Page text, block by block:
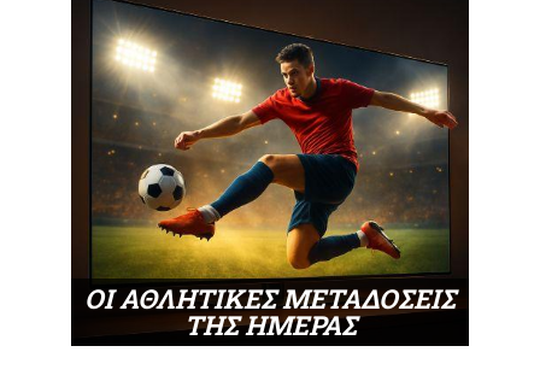
ΟΙ ΑΘΛΗΤΙΚΕΣ ΜΕΤΑΔΟΣΕΙΣ
ΤΗΣ ΗΜΕΡΑΣ